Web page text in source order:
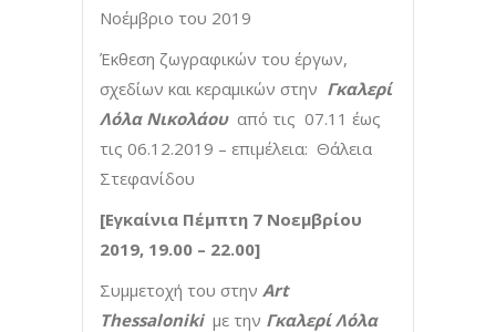
Νοέμβριο του 2019
Έκθεση ζωγραφικών του έργων,
σχεδίων και κεραμικών στην Γκαλερί
Λόλα Νικολάου από τις 07.11 έως
τις 06.12.2019 – επιμέλεια: Θάλεια
Στεφανίδου
[Εγκαίνια Πέμπτη 7 Νοεμβρίου
2019, 19.00 – 22.00]
Συμμετοχή του στην Art
Thessaloniki με την Γκαλερί Λόλα